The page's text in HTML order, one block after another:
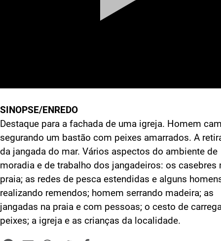
SINOPSE/ENREDO
Destaque para a fachada de uma igreja. Homem
segurando um bastão com peixes amarrados. A
da jangada do mar. Vários aspectos do ambiente de
moradia e de trabalho dos jangadeiros: os casebres
praia; as redes de pesca estendidas e alguns
realizando remendos; homem serrando madeira; as
jangadas na praia e com pessoas; o cesto de
peixes; a igreja e as crianças da localidade.